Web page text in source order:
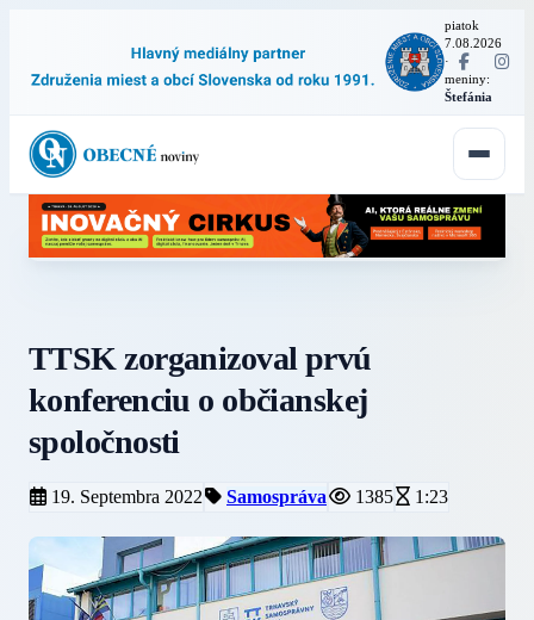
piatok
7.08.2026
·
meniny:
Štefánia
TTSK zorganizoval prvú
konferenciu o občianskej
spoločnosti
19. Septembra 2022 Samospráva 1385 1:23